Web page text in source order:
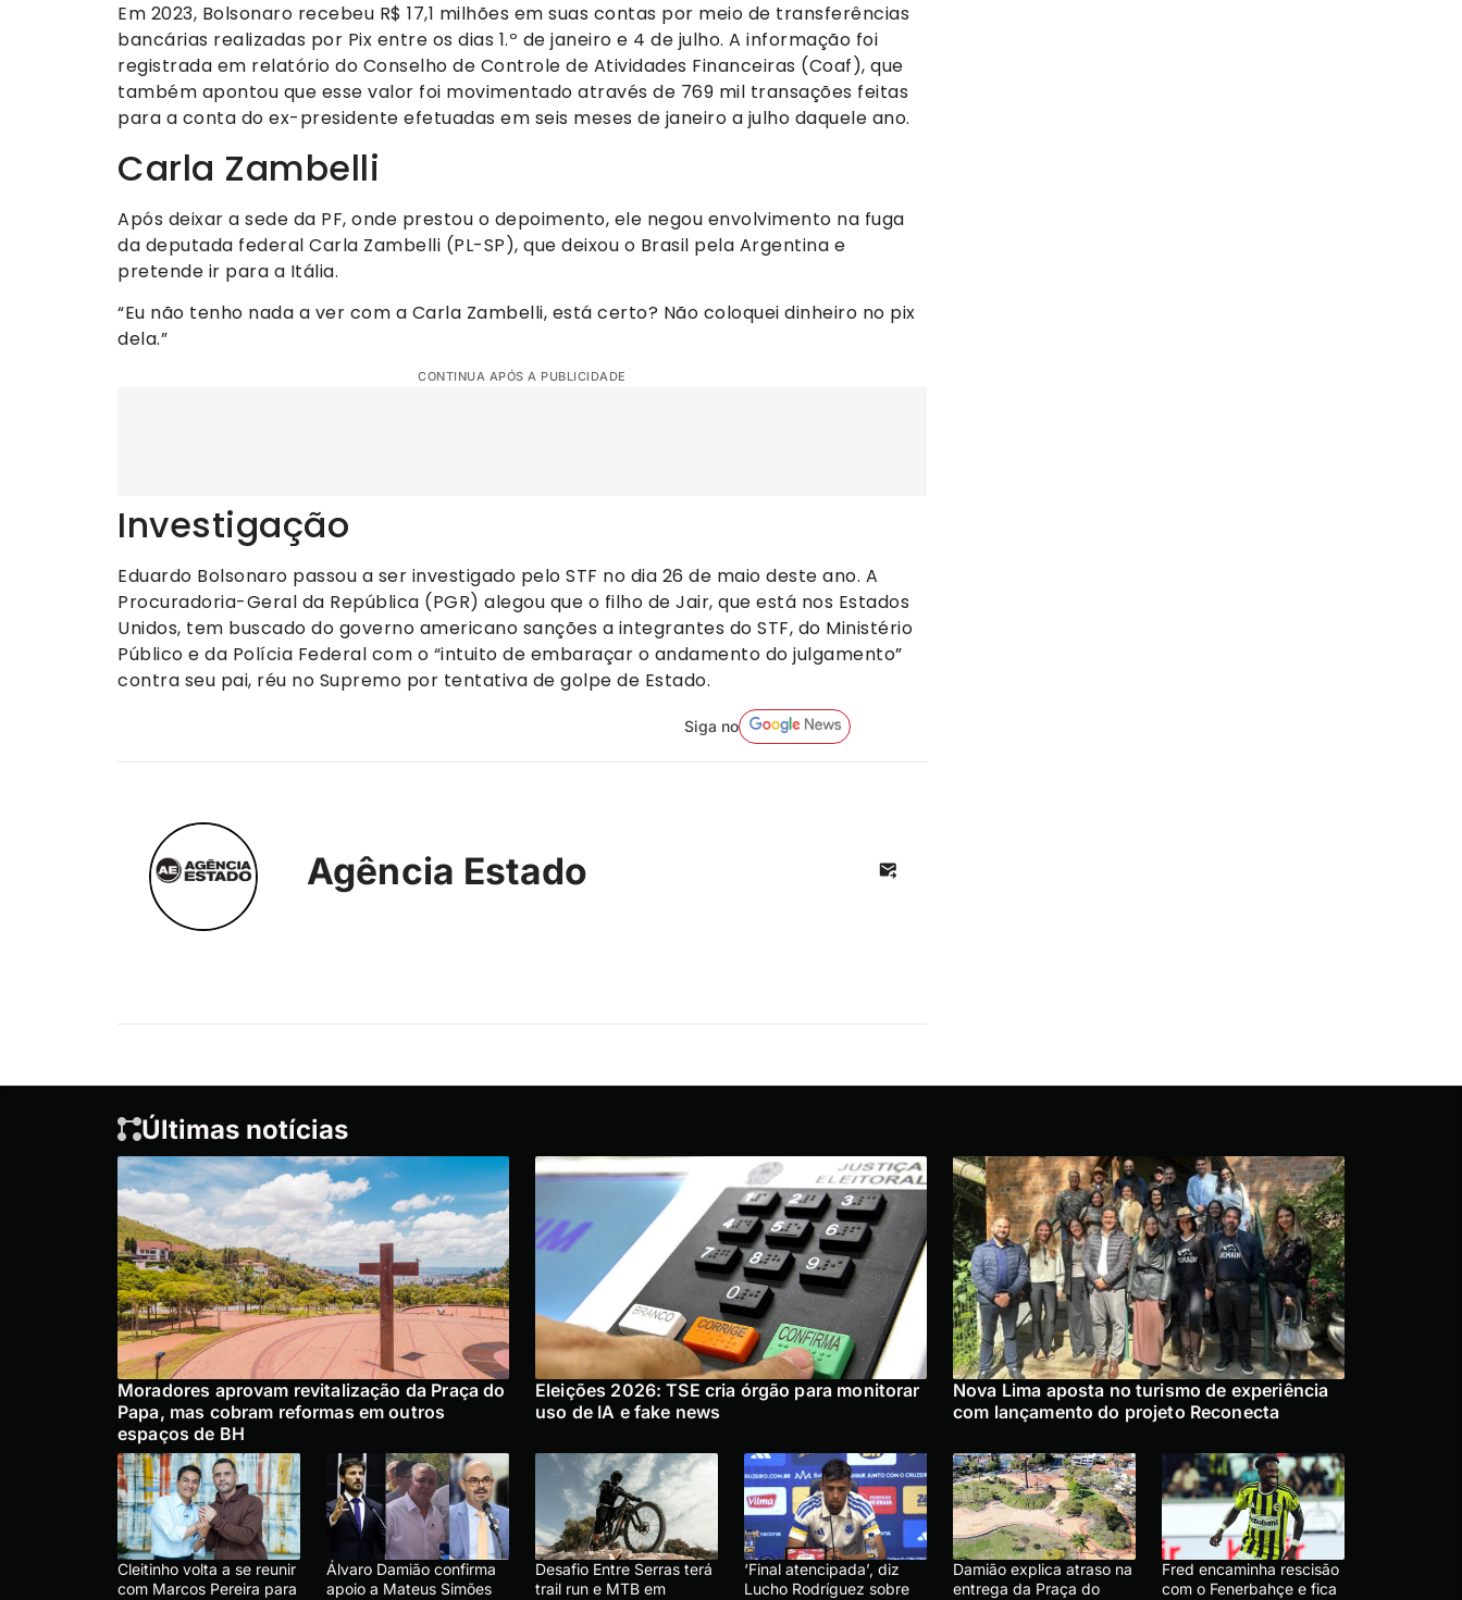
Em 2023, Bolsonaro recebeu R$ 17,1 milhões em suas contas por meio de transferências
bancárias realizadas por Pix entre os dias 1.º de janeiro e 4 de julho. A informação foi
registrada em relatório do Conselho de Controle de Atividades Financeiras (Coaf), que
também apontou que esse valor foi movimentado através de 769 mil transações feitas
para a conta do ex-presidente efetuadas em seis meses de janeiro a julho daquele ano.
Carla Zambelli
Após deixar a sede da PF, onde prestou o depoimento, ele negou envolvimento na fuga
da deputada federal Carla Zambelli (PL-SP), que deixou o Brasil pela Argentina e
pretende ir para a Itália.
“Eu não tenho nada a ver com a Carla Zambelli, está certo? Não coloquei dinheiro no pix
dela.”
CONTINUA APÓS A PUBLICIDADE
Investigação
Eduardo Bolsonaro passou a ser investigado pelo STF no dia 26 de maio deste ano. A
Procuradoria-Geral da República (PGR) alegou que o filho de Jair, que está nos Estados
Unidos, tem buscado do governo americano sanções a integrantes do STF, do Ministério
Público e da Polícia Federal com o “intuito de embaraçar o andamento do julgamento”
contra seu pai, réu no Supremo por tentativa de golpe de Estado.
Siga no
Agência Estado
Últimas notícias
Moradores aprovam revitalização da Praça do
Papa, mas cobram reformas em outros
espaços de BH
Eleições 2026: TSE cria órgão para monitorar
uso de IA e fake news
Nova Lima aposta no turismo de experiência
com lançamento do projeto Reconecta
Cleitinho volta a se reunir
com Marcos Pereira para
Álvaro Damião confirma
apoio a Mateus Simões
Desafio Entre Serras terá
trail run e MTB em
‘Final atencipada’, diz
Lucho Rodríguez sobre
Damião explica atraso na
entrega da Praça do
Fred encaminha rescisão
com o Fenerbahçe e fica